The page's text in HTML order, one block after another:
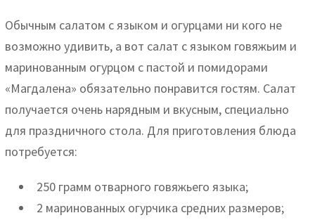
Обычным салатом с языком и огурцами ни кого не
возможно удивить, а вот салат с языком говяжьим и
маринованным огурцом с пастой и помидорами
«Магдалена» обязательно понравится гостям. Салат
получается очень нарядным и вкусным, специально
для праздничного стола. Для приготовления блюда
потребуется:
250 грамм отварного говяжьего языка;
2 маринованных огурчика средних размеров;